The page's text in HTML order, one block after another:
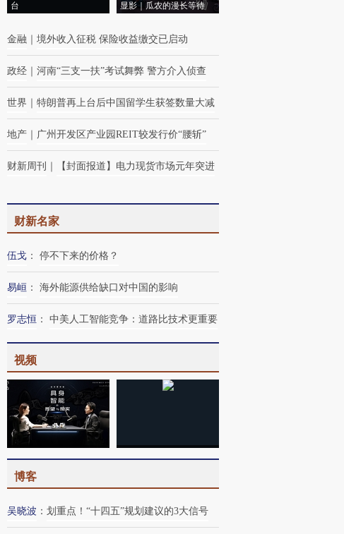
台
显影｜瓜农的漫长等待
金融 境外收入征税 保险收益缴交已启动
政经 河南“三支一扶”考试舞弊 警方介入侦查
世界 特朗普再上台后中国留学生获签数量大减
地产 广州开发区产业园REIT较发行价“腰斩”
财新周刊 【封面报道】电力现货市场元年突进
财新名家
伍戈 ： 停不下来的价格？
易峘 ： 海外能源供给缺口对中国的影响
罗志恒 ： 中美人工智能竞争：道路比技术更重要
视频
博客
吴晓波 ： 划重点！“十四五”规划建议的3大信号